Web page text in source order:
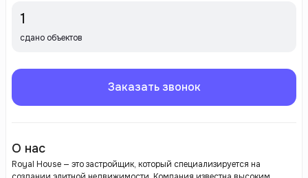
1
сдано объектов
Заказать звонок
О нас
Royal House — это застройщик, который специализируется на